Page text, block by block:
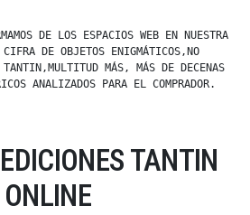
DE LOS ESPACIOS WEB EN NUESTRA
CIFRA DE OBJETOS ENIGMÁTICOS,NO
MÁS, MÁS DE DECENAS
ANALIZADOS PARA EL COMPRADOR.
TANTIN
ONLINE